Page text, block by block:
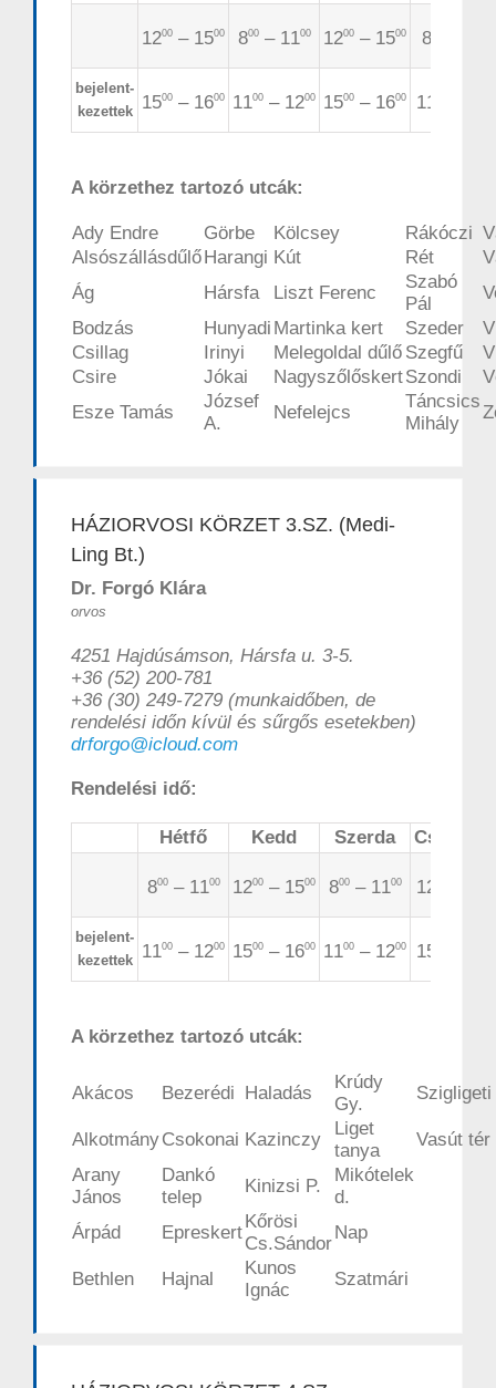
1200 – 1500 800– 1100 1200 – 1500 8
bejelent-
kezettek
1500 – 1600 1100 – 1200 1500 – 1600 11
A körzethez tartozó utcák:
Ady Endre Görbe Kölcsey Rákóczi
AlsószállásdűlőHarangi Kút Rét
Ág
Hársfa Liszt Ferenc
Szabó
Pál
Bodzás
Hunyadi Martinka kert Szeder
Csillag
Irinyi Melegoldal dűlő Szegfű
Csire
Jókai NagyszőlőskertSzondi
Esze Tamás
József
A.
Nefelejcs
Táncsics
Mihály
HÁZIORVOSI KÖRZET 3.SZ. (Medi-
Ling Bt.)
Dr. Forgó Klára
orvos
4251 Hajdúsámson, Hársfa u. 3-5.
+36 (52) 200-781
+36 (30) 249-7279 (munkaidőben, de
rendelési időn kívül és sűrgős esetekben)
drforgo@icloud.com
Rendelési idő:
Hétfő Kedd Szerda
800– 1100 1200 – 1500 800– 1100 12
bejelent-
kezettek
1100 – 1200 1500 – 1600 1100 – 1200 15
A körzethez tartozó utcák:
Akácos Bezerédi Haladás
Krúdy
Gy.
Szigligeti
AlkotmányCsokonai Kazinczy
Liget
tanya
Vasút tér
Arany
János
Dankó
telep
Kinizsi P.
Mikótelek
d.
Árpád
Epreskert
Kőrösi
Cs.Sándor
Nap
Bethlen Hajnal
Kunos
Ignác
Szatmári